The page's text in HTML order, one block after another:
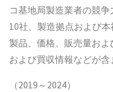
コ基地局製造業者の競
10社、製造拠点および
製品、価格、販売量お
および買収情報などが含
（2019～2024）